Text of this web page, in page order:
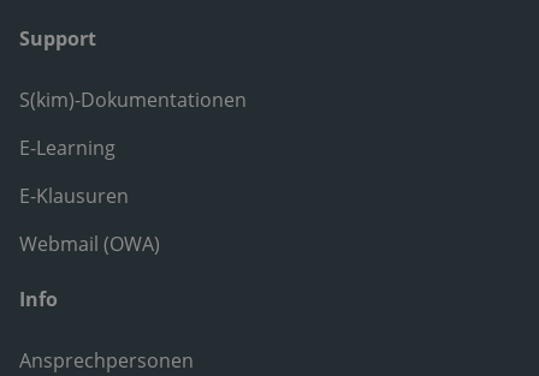
Support
S(kim)-Dokumentationen
E-Learning
E-Klausuren
Webmail (OWA)
Info
Ansprechpersonen